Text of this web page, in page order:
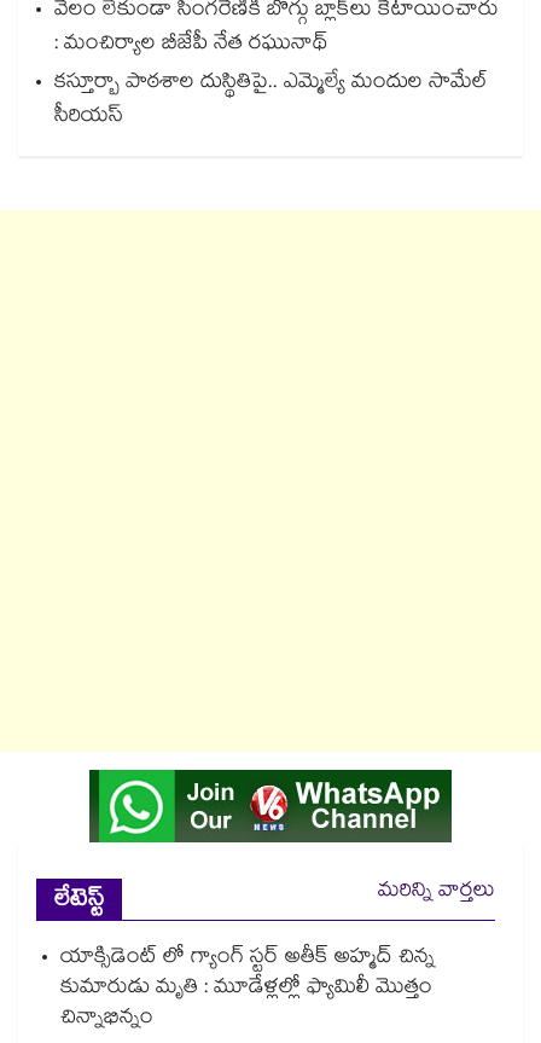
వేలం లేకుండా సింగరేణికి బొగ్గు బ్లాక్‌‌‌‌‌‌‌‌లు కేటాయించారు
: మంచిర్యాల బీజేపీ నేత రఘునాథ్
కస్తూర్బా పాఠశాల దుస్థితిపై.. ఎమ్మెల్యే మందుల సామేల్
సీరియస్
లేటెస్ట్
మరిన్ని వార్తలు
యాక్సిడెంట్ లో గ్యాంగ్ స్టర్ అతీక్ అహ్మద్ చిన్న
కుమారుడు మృతి : మూడేళ్లల్లో ఫ్యామిలీ మొత్తం
చిన్నాభిన్నం